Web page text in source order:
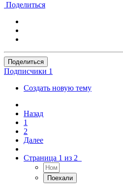
Поделиться
Поделиться
Подписчики 1
Создать новую тему
Назад
1
2
Далее
Страница 1 из 2